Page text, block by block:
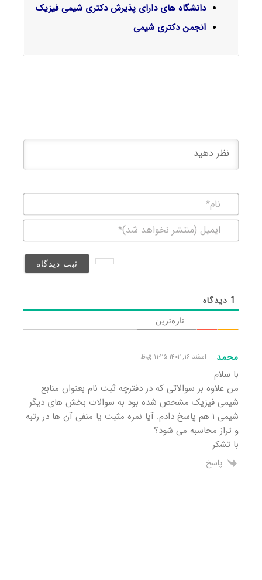
دانشگاه های دارای پذیرش دکتری شیمی فیزیک
انجمن دکتری شیمی
(منتشر
1 دیدگاه
تازه‌ترین
محمد اسفند ۱۶, ۱۴۰۲ ۱۱:۲۵ ق٫ظ
با سلام
من علاوه بر سوالاتی که در دفترچه ثبت نام بعنوان منابع
شیمی فیزیک مشخص شده بود به سوالات بخش های دیگر
شیمی ۱ هم پاسخ دادم. آیا نمره مثبت یا منفی آن ها در رتبه
و تراز محاسبه می شود؟
با تشکر
پاسخ